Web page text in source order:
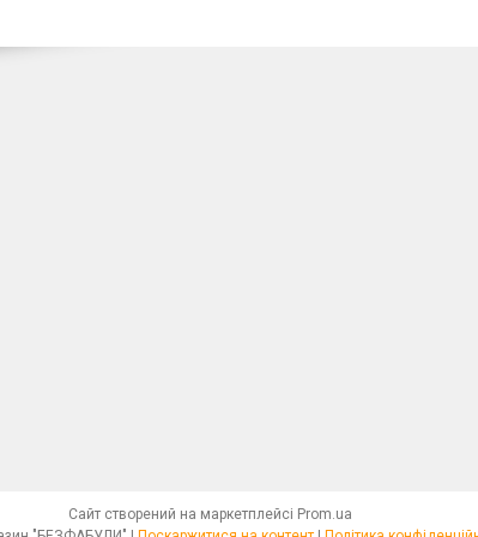
Сайт створений на маркетплейсі Prom.ua